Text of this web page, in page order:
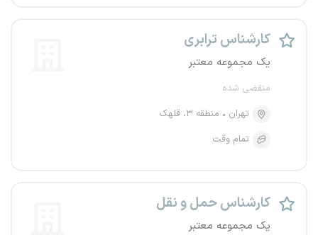
کارشناس ترابری
یک مجموعه معتبر
منقضی شده
تهران
منطقه ۳، قلهک
تمام وقت
کارشناس حمل و نقل
یک مجموعه معتبر